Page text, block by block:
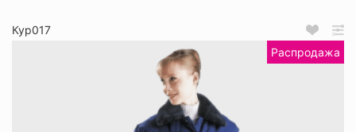
Кур017
Распродажа